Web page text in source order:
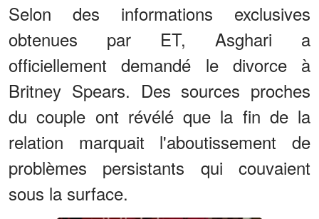
Selon des informations exclusives
obtenues par ET, Asghari a
officiellement demandé le divorce à
Britney Spears. Des sources proches
du couple ont révélé que la fin de la
relation marquait l'aboutissement de
problèmes persistants qui couvaient
sous la surface.